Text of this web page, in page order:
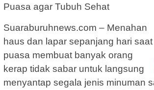
Puasa agar Tubuh Sehat
Suaraburuhnews.com – Menahan
haus dan lapar sepanjang hari saat
puasa membuat banyak orang
kerap tidak sabar untuk langsung
menyantap segala jenis minuman